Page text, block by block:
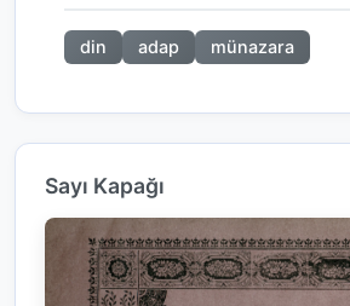
din adap münazara
Sayı Kapağı